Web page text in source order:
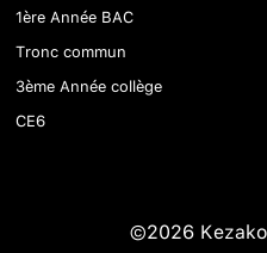
1ère Année BAC
Tronc commun
3ème Année collège
CE6
©2026